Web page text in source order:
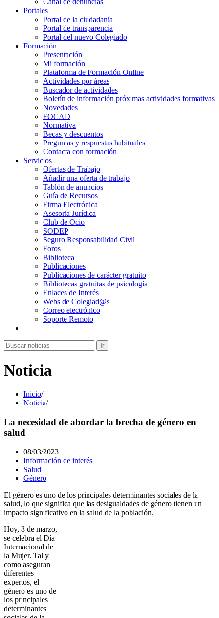
Canal de denuncias
Portales
Portal de la ciudadanía
Portal de transparencia
Portal del nuevo Colegiado
Formación
Presentación
Mi formación
Plataforma de Formación Online
Actividades por áreas
Buscador de actividades
Boletín de información próximas actividades formativas
Novedades
FOCAD
Normativa
Becas y descuentos
Preguntas y respuestas habituales
Contacta con formación
Servicios
Ofertas de Trabajo
Añadir una oferta de trabajo
Tablón de anuncios
Guía de Recursos
Firma Electrónica
Asesoría Jurídica
Club de Ocio
SODEP
Seguro Responsabilidad Civil
Foros
Biblioteca
Publicaciones
Publicaciones de carácter gratuito
Bibliotecas gratuitas de psicología
Enlaces de Interés
Webs de Colegiad@s
Correo electrónico
Soporte Remoto
Ir
Noticia
Inicio/
Noticia/
La necesidad de abordar la brecha de género en
salud
08/03/2023
Información de interés
Salud
Género
El género es uno de los principales determinantes sociales de la
salud, lo que significa que las desigualdades de género tienen un
impacto significativo en la salud de la población.
Hoy, 8 de marzo,
se celebra el Día
Internacional de
la Mujer. Tal y
como aseguran
diferentes
expertos, el
género es uno de
los principales
determinantes